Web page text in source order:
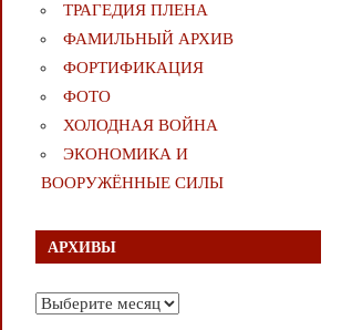
ТРАГЕДИЯ ПЛЕНА
ФАМИЛЬНЫЙ АРХИВ
ФОРТИФИКАЦИЯ
ФОТО
ХОЛОДНАЯ ВОЙНА
ЭКОНОМИКА И
ВООРУЖЁННЫЕ СИЛЫ
АРХИВЫ
Архивы